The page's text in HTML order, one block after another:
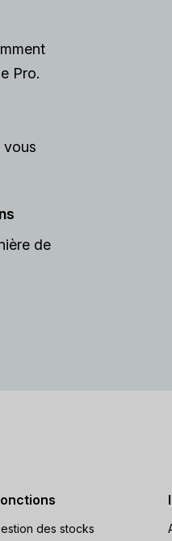
Pro.
vous
de
des stocks